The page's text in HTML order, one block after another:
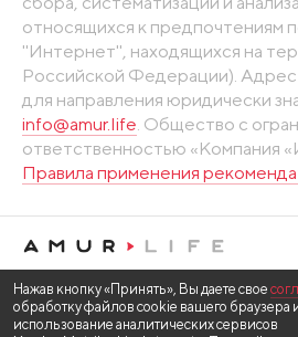
относящихся к предпочтениям
"Интернет", находящихся на
Российской Федерации).
для направления юридически
info@amur.life. Общество с
ответственностью «Компания
Правила применения
Нажав кнопку «Принять», Вы даете свое
обработку файлов cookie вашего браузера
использование аналитических сервисов